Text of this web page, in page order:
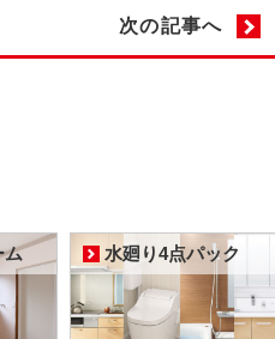
次の記事へ
ム 水廻り4点パック